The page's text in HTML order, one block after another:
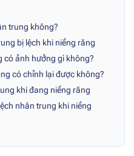
trung không?
bị lệch khi niềng răng
có ảnh hưởng gì không?
có chỉnh lại được không?
khi đang niềng răng
nhân trung khi niềng